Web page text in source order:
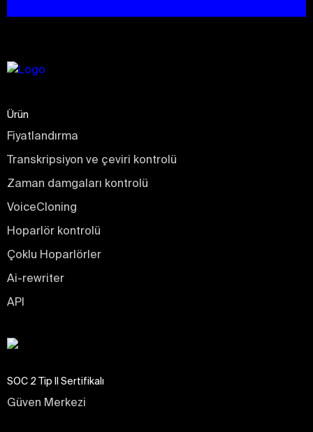
Ürün
Fiyatlandırma
Transkripsiyon ve çeviri kontrolü
Zaman damgaları kontrolü
VoiceCloning
Hoparlör kontrolü
Çoklu Hoparlörler
Ai-rewriter
API
SOC 2 Tip II Sertifikalı
Güven Merkezi